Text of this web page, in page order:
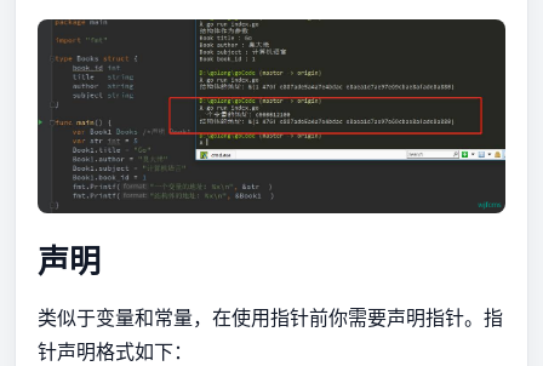
声明
类似于变量和常量，在使用指针前你需要声明指针。指
针声明格式如下：